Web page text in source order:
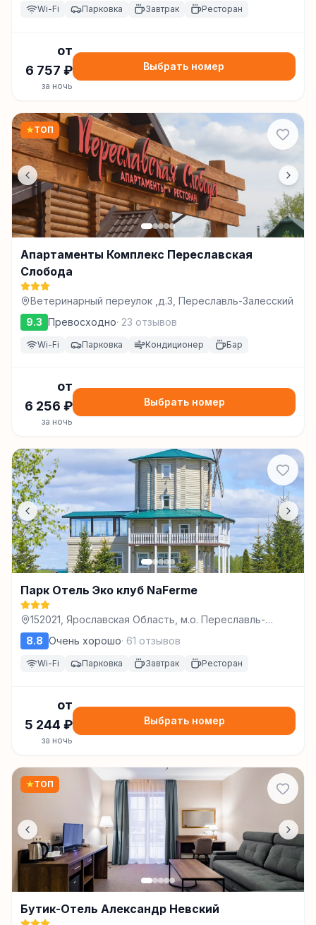
Wi-Fi Парковка Завтрак Ресторан
от
6 757 ₽
за ночь
Выбрать номер
★ТОП
Апартаменты Комплекс Переславская
Слобода
Ветеринарный переулок ,д.3, Переславль-Залесский
9.3 Превосходно· 23 отзывов
Wi-Fi Парковка Кондиционер Бар
от
6 256 ₽
за ночь
Выбрать номер
Парк Отель Эко клуб NaFerme
152021, Ярославская Область, м.о. Переславль-
Залесский, д Веслево, ул Верхняя Плещеевская, д.
6, Переславль-Залесский
8.8 Очень хорошо· 61 отзывов
Wi-Fi Парковка Завтрак Ресторан
от
5 244 ₽
за ночь
Выбрать номер
★ТОП
Бутик-Отель Александр Невский